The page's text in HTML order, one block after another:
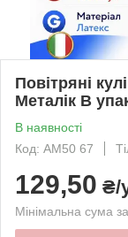
Повітряні
Металік В
В наявності
Код: AM50 67
129,50 ₴/
Мінімальна сума